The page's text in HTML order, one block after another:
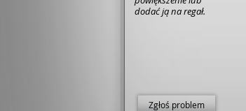
dodać ją na regał.
Zgłoś problem